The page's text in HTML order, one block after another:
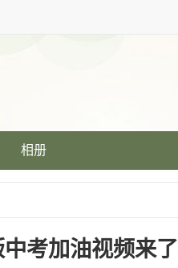
相册
考加油视频来了